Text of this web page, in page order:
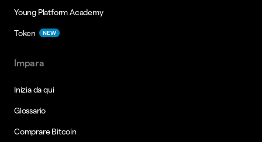
Young Platform Academy
Token NEW
Impara
Inizia da qui
Glossario
Comprare Bitcoin